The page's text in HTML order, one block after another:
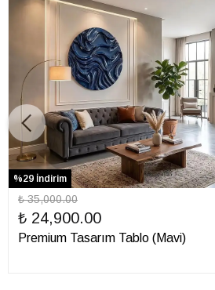
%29 İndirim
₺ 35,000.00
₺ 24,900.00
Premium Tasarım Tablo (Mavi)